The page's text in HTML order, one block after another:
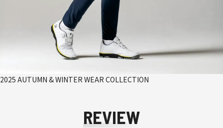
2025 AUTUMN & WINTER WEAR COLLECTION
REVIEW